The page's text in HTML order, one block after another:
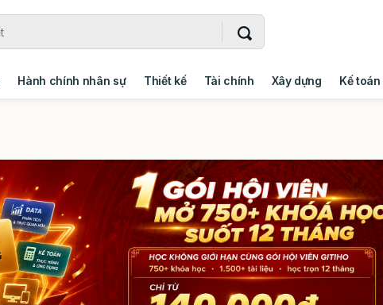
Hành chính nhân sự Thiết kế Tài chính Xây dựng Kế toán